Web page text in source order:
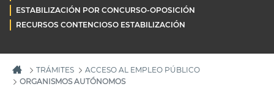
ESTABILIZACIÓN POR CONCURSO-OPOSICIÓN
RECURSOS CONTENCIOSO ESTABILIZACIÓN
TRÁMITES
ACCESO AL EMPLEO PÚBLICO
ORGANISMOS AUTÓNOMOS